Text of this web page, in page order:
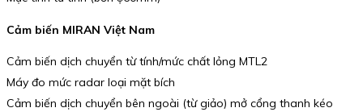
Cảm biến MIRAN Việt Nam
Cảm biến dịch chuyển từ tính/mức chất lỏng MTL2
Máy đo mức radar loại mặt bích
Cảm biến dịch chuyển bên ngoài (từ giảo) mở cổng thanh kéo